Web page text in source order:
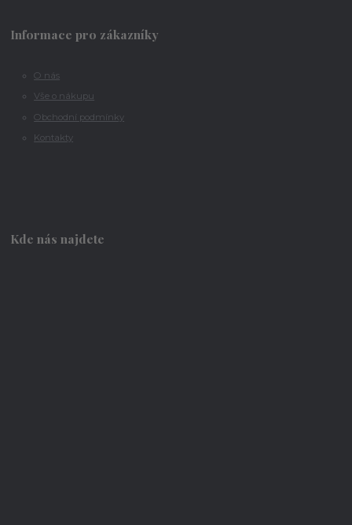
Informace pro zákazníky
O nás
Vše o nákupu
Obchodní podmínky
Kontakty
Kde nás najdete